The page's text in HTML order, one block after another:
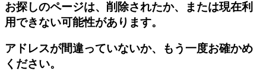
お探しのページは、削除されたか、または現在利
用できない可能性があります。
アドレスが間違っていないか、もう一度お確かめ
ください。